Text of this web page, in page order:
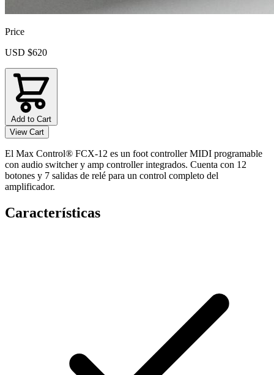
Price
USD $620
Add to Cart
View Cart
El Max Control® FCX-12 es un foot controller MIDI programable
con audio switcher y amp controller integrados. Cuenta con 12
botones y 7 salidas de relé para un control completo del
amplificador.
Características